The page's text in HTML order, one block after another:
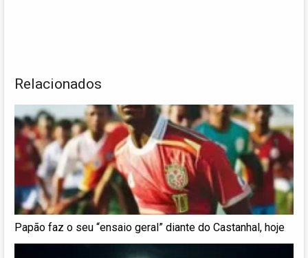
Relacionados
Papão faz o seu “ensaio geral” diante do Castanhal, hoje